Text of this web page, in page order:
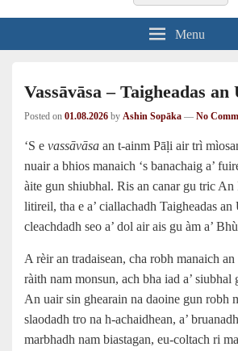
for:
Menu
Vassāvāsa – Taigheadas an
Posted on 01.08.2026 by Ashin Sopāka — No
‘S e vassāvāsa an t‑ainm Pāḷi air trì
nuair a bhios manaich ‘s banachaig a’
àite gun shiubhal. Ris an canar gu tric An
litireil, tha e a’ ciallachadh Taigheadas an
cleachdadh seo a’ dol air ais gu àm a’
A rèir an tradaisean, cha robh manaich an
ràith nam monsun, ach bha iad a’ siubhal
An uair sin ghearain na daoine gun robh
slaodadh tro na h‑achaidhean, a’
marbhadh nam biastagan, eu-coltach ri